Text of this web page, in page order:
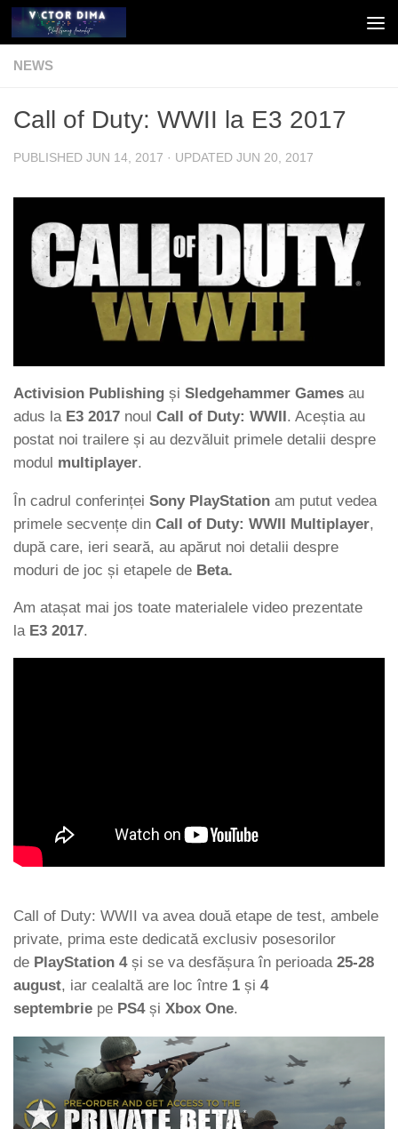
Skip to content
NEWS
Call of Duty: WWII la E3 2017
PUBLISHED JUN 14, 2017 · UPDATED JUN 20, 2017
Activision Publishing și Sledgehammer Games au
adus la E3 2017 noul Call of Duty: WWII. Aceștia au
postat noi trailere și au dezvăluit primele detalii despre
modul multiplayer.
În cadrul conferinței Sony PlayStation am putut vedea
primele secvențe din Call of Duty: WWII Multiplayer,
după care, ieri seară, au apărut noi detalii despre
moduri de joc și etapele de Beta.
Am atașat mai jos toate materialele video prezentate
la E3 2017.
Call of Duty: WWII va avea două etape de test, ambele
private, prima este dedicată exclusiv posesorilor
de PlayStation 4 și se va desfășura în perioada 25-28
august, iar cealaltă are loc între 1 și 4
septembrie pe PS4 și Xbox One.